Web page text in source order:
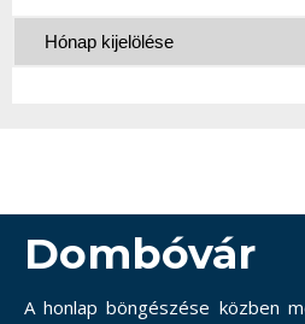
Dombóvár
A honlap böngészése közben